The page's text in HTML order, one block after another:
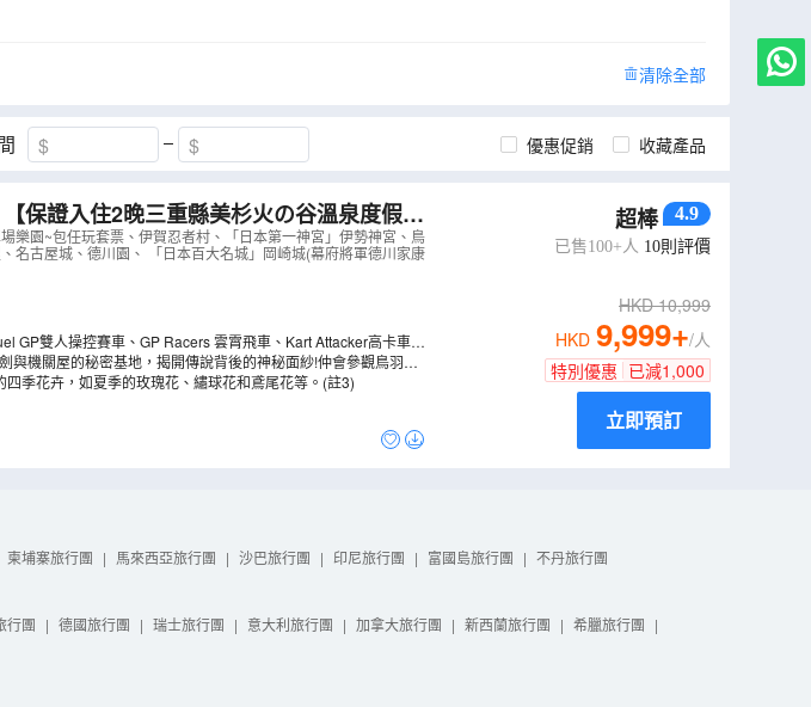
清除全部
優惠促銷 收藏產品
保證入住2晚三重縣美杉火の谷溫泉度假酒
本第一神宮」伊勢神宮、鳥羽水族館~相遇
AJHGS06N）
樂園~包任玩套票、伊賀忍者村、「日本第一神宮」伊勢神宮、鳥
名古屋城、德川園、 「日本百大名城」岡崎城(幕府將軍德川家康
GP雙人操控賽車、GP Racers 雲霄飛車、Kart Attacker高卡車等
與機關屋的秘密基地，揭開傳說背後的神秘面紗!仲會參觀鳥羽水
季花卉，如夏季的玫瑰花、繡球花和鳶尾花等。(註3)
超棒 4.9
已售100+人 10則評價
HKD10,999
HKD 9,999+/人
特別優惠 已減1,000
立即預訂
柬埔寨旅行團 | 馬來西亞旅行團 | 沙巴旅行團 | 印尼旅行團 | 富國島旅行團 | 不丹旅行團
行團 | 德國旅行團 | 瑞士旅行團 | 意大利旅行團 | 加拿大旅行團 | 新西蘭旅行團 | 希臘旅行團 |